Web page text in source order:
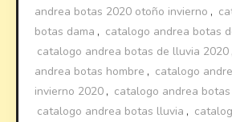
andrea botas 2020 otoño invierno ,
botas dama , catalogo andrea botas
catalogo andrea botas de lluvia 2020
andrea botas hombre , catalogo
invierno 2020 , catalogo andrea
catalogo andrea botas lluvia ,